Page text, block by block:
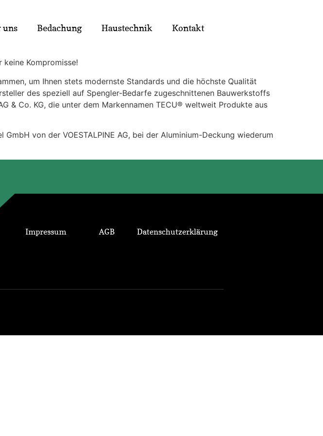
uns Bedachung Haustechnik Kontakt
keine Kompromisse!
um Ihnen stets modernste Standards und die höchste Qualität
des speziell auf Spengler-Bedarfe zugeschnittenen Bauwerkstoffs
& Co. KG, die unter dem Markennamen TECU® weltweit Produkte aus
von der VOESTALPINE AG, bei der Aluminium-Deckung wiederum
Impressum AGB Datenschutzerklärung